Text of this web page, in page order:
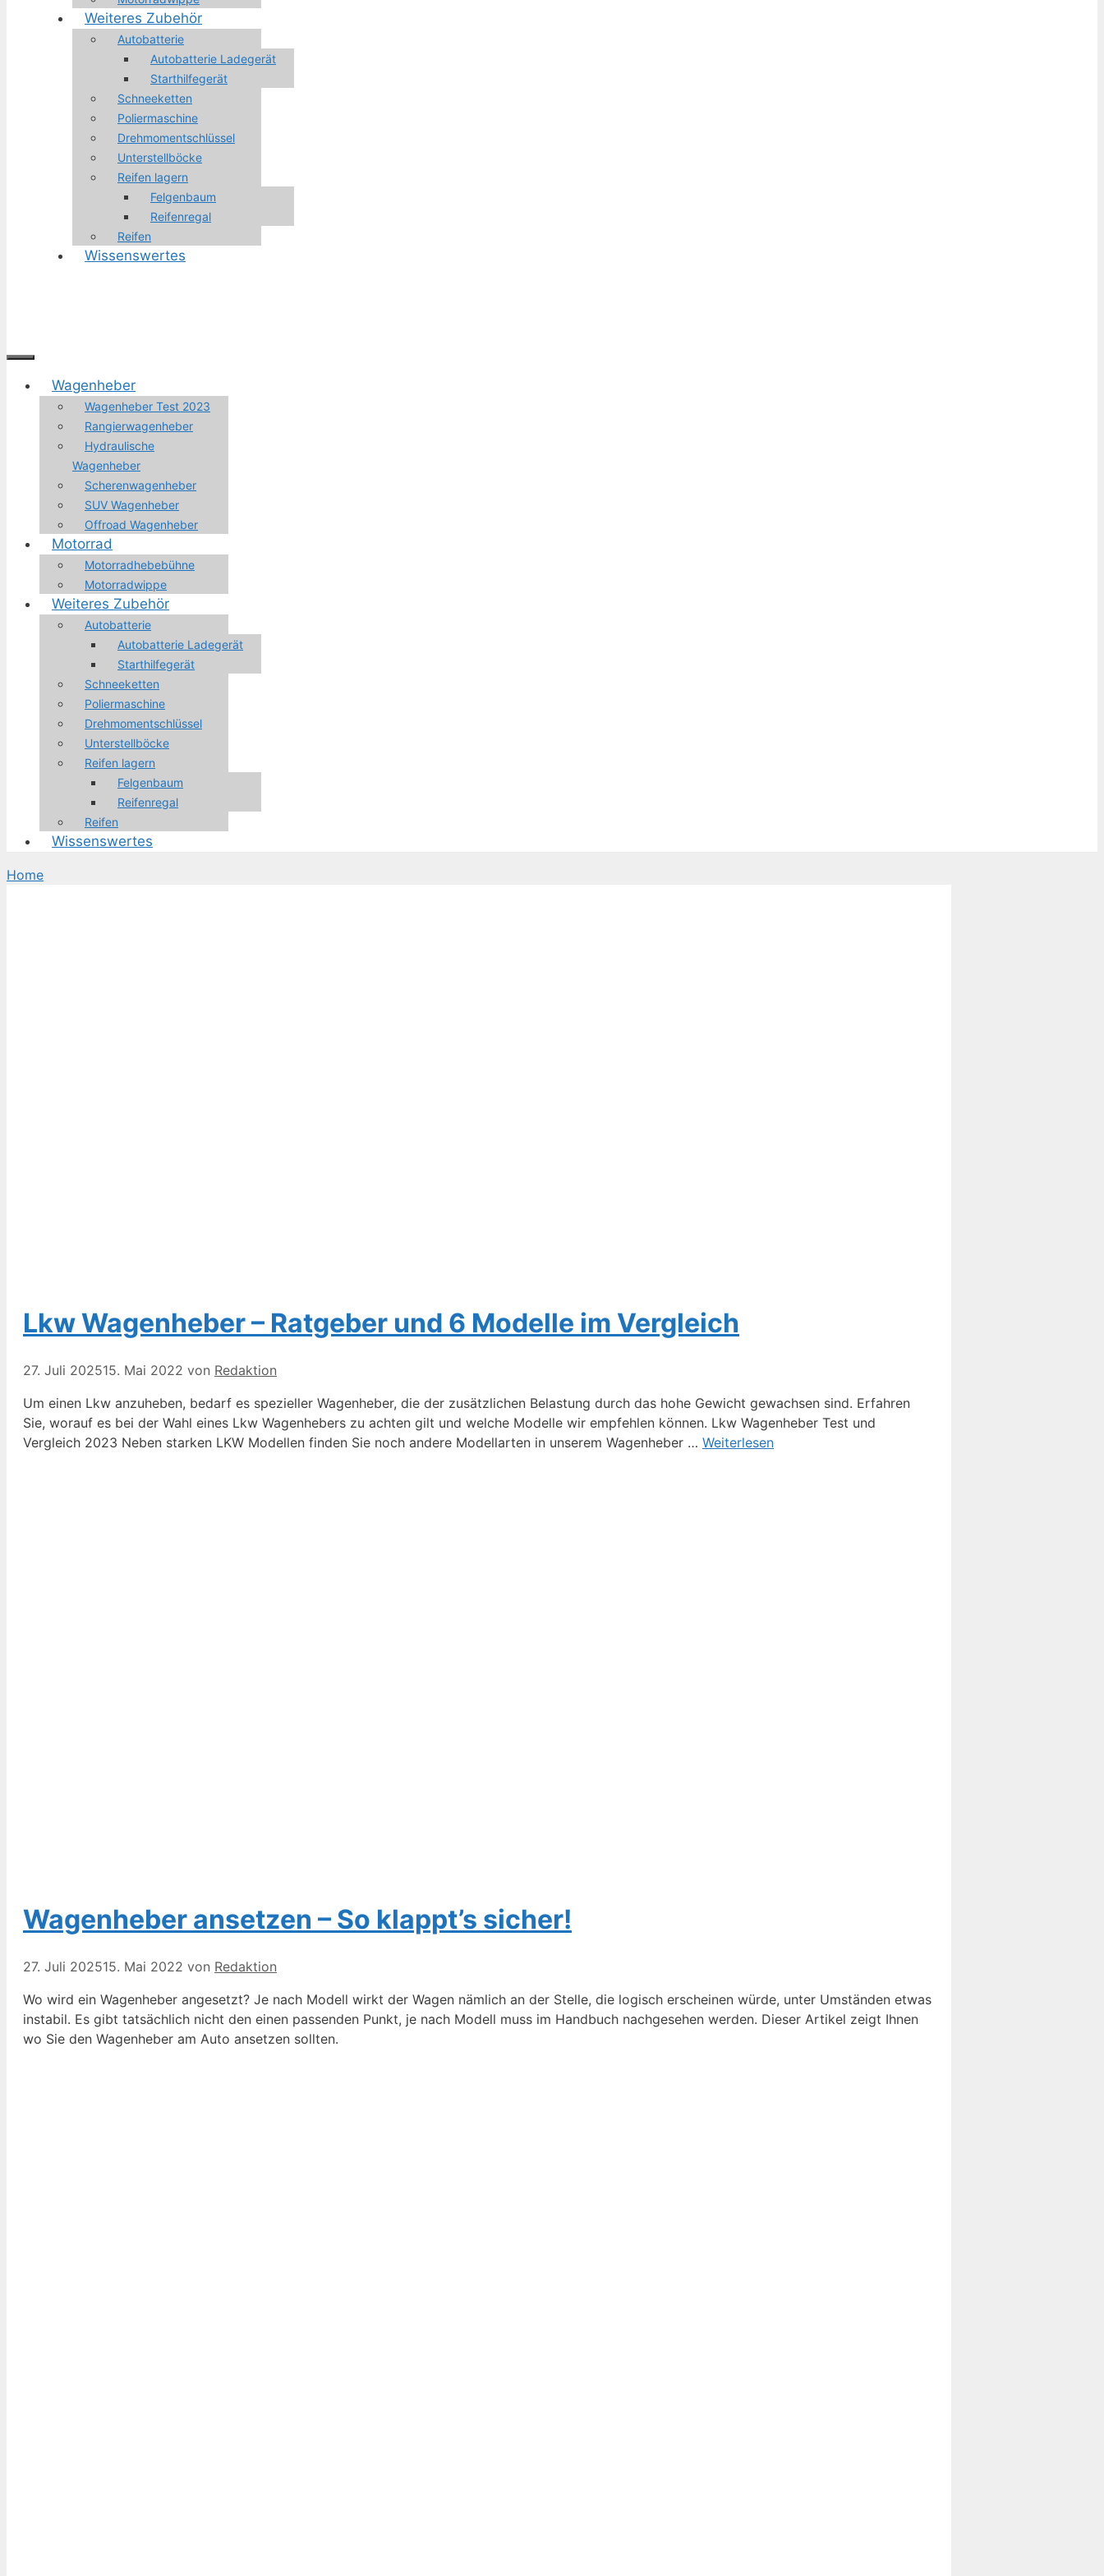
Weiteres Zubehör
Autobatterie
Autobatterie Ladegerät
Starthilfegerät
Schneeketten
Poliermaschine
Drehmomentschlüssel
Unterstellböcke
Reifen lagern
Felgenbaum
Reifenregal
Reifen
Wissenswertes
Menü
Wagenheber
Wagenheber Test 2023
Rangierwagenheber
Hydraulische
Wagenheber
Scherenwagenheber
SUV Wagenheber
Offroad Wagenheber
Motorrad
Motorradhebebühne
Motorradwippe
Weiteres Zubehör
Autobatterie
Autobatterie Ladegerät
Starthilfegerät
Schneeketten
Poliermaschine
Drehmomentschlüssel
Unterstellböcke
Reifen lagern
Felgenbaum
Reifenregal
Reifen
Wissenswertes
Home
Lkw Wagenheber – Ratgeber und 6 Modelle im Vergleich
27. Juli 202515. Mai 2022 von Redaktion
Um einen Lkw anzuheben, bedarf es spezieller Wagenheber, die der zusätzlichen Belastung durch das hohe Gewicht gewachsen sind. Erfahren
Sie, worauf es bei der Wahl eines Lkw Wagenhebers zu achten gilt und welche Modelle wir empfehlen können. Lkw Wagenheber Test und
Vergleich 2023 Neben starken LKW Modellen finden Sie noch andere Modellarten in unserem Wagenheber … Weiterlesen
Wagenheber ansetzen – So klappt’s sicher!
27. Juli 202515. Mai 2022 von Redaktion
Wo wird ein Wagenheber angesetzt? Je nach Modell wirkt der Wagen nämlich an der Stelle, die logisch erscheinen würde, unter Umständen etwas
instabil. Es gibt tatsächlich nicht den einen passenden Punkt, je nach Modell muss im Handbuch nachgesehen werden. Dieser Artikel zeigt Ihnen
wo Sie den Wagenheber am Auto ansetzen sollten.